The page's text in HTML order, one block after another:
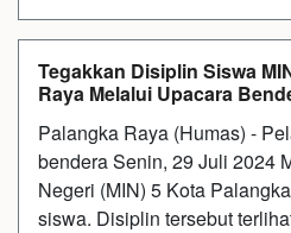
Tegakkan Disiplin Siswa
Raya Melalui Upacara
Palangka Raya (Humas) -
bendera Senin, 29 Juli 2024
Negeri (MIN) 5 Kota
siswa. Disiplin tersebut